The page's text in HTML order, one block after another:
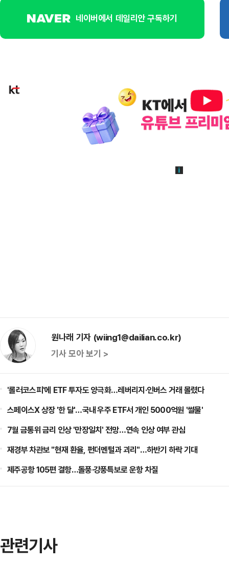
네이버에서 데일리안 구독하기
원나래 기자 (wiing1@dailian.co.kr)
기사 모아 보기 >
'롤러코스피'에 ETF 투자도 양극화…레버리지·인버스 거래 몰렸다
스페이스X 상장 '한 달'…국내 우주 ETF서 개인 5000억원 '썰물'
7월 금통위 금리 인상 '만장일치' 전망…연속 인상 여부 관심
재경부 차관보 "현재 환율, 펀더멘털과 괴리"…하반기 하락 기대
제주공항 105편 결항…돌풍·강풍특보로 운항 차질
관련기사